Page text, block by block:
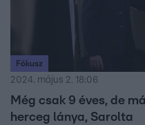
Fókusz
2024. május 2. 18:06
Még csak 9 éves, de
herceg lánya, Sarolta